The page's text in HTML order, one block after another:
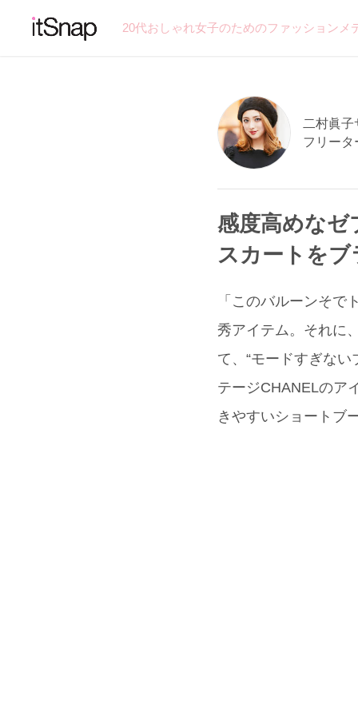
20代おしゃれ女子のためのファッション
二村眞子
フリータ
感度高めなゼ
スカートを
「このバルーンそ
秀アイテム。それに
て、“モードすぎな
テージCHANELのア
きやすいショートブ